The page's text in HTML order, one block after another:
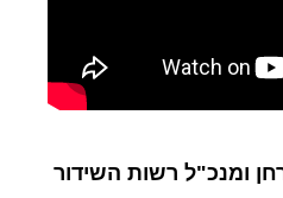
ומנכ"ל רשות השידור